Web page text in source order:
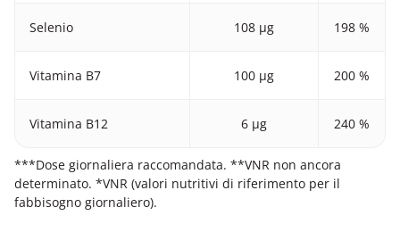
Selenio 108 μg 198 %
Vitamina B7 100 μg 200 %
Vitamina B12 6 μg 240 %
***Dose giornaliera raccomandata. **VNR non ancora
determinato. *VNR (valori nutritivi di riferimento per il
fabbisogno giornaliero).